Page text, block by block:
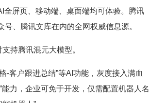
屏页、移动端、桌面端均可体验。腾讯
、腾讯文库在内的全网权威信息源。
持腾讯混元大模型。
-客户跟进总结”等AI功能，灰度接入满血
力，企业可免于开发，仅需配置机器人名